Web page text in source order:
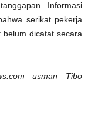
Informasi
serikat pekerja
dicatat secara
usman Tibo